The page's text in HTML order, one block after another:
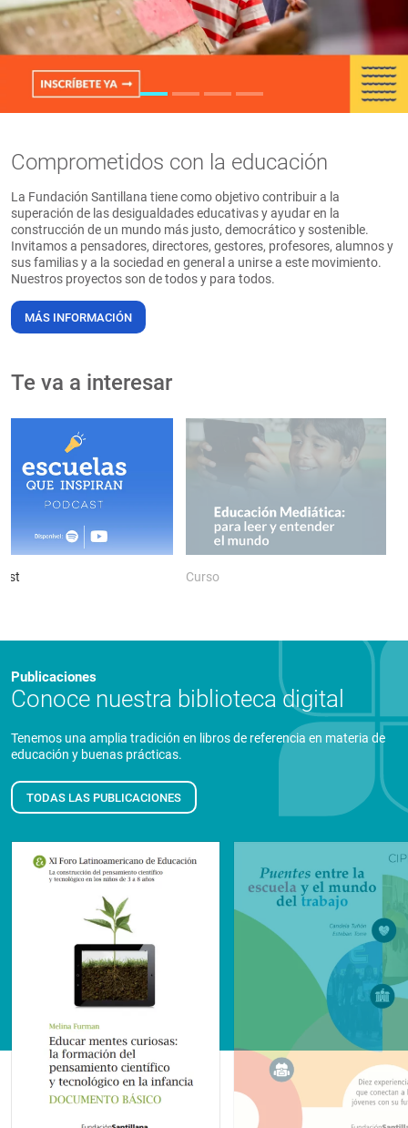
PT
Comprometidos con la educación
La Fundación Santillana tiene como objetivo contribuir a la
superación de las desigualdades educativas y ayudar en la
construcción de un mundo más justo, democrático y sostenible.
Invitamos a pensadores, directores, gestores, profesores, alumnos y
sus familias y a la sociedad en general a unirse a este movimiento.
Nuestros proyectos son de todos y para todos.
MÁS INFORMACIÓN
Te va a interesar
Curso
Publicaciones
Conoce nuestra biblioteca digital
Tenemos una amplia tradición en libros de referencia en materia de
educación y buenas prácticas.
TODAS LAS PUBLICACIONES